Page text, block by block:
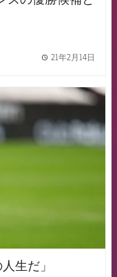
21年2月14日
badge
生だ」